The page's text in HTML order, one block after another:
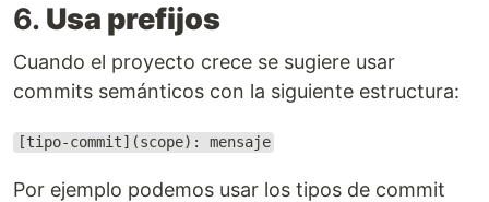
6. Usa prefijos
Cuando el proyecto crece se sugiere usar
commits semánticos con la siguiente estructura:
[tipo-commit](scope): mensaje
Por ejemplo podemos usar los tipos de commit